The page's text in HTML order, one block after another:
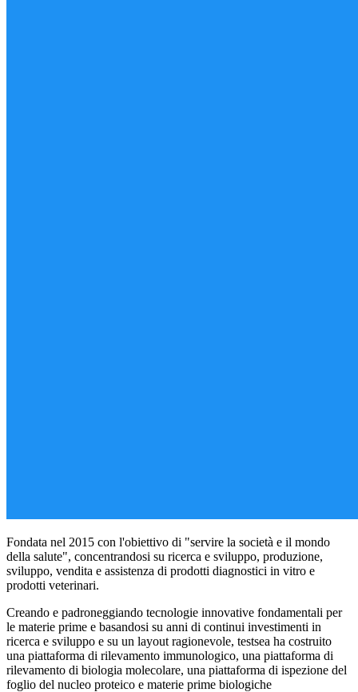
Fondata nel 2015 con l'obiettivo di "servire la società e il mondo
della salute", concentrandosi su ricerca e sviluppo, produzione,
sviluppo, vendita e assistenza di prodotti diagnostici in vitro e
prodotti veterinari.
Creando e padroneggiando tecnologie innovative fondamentali per
le materie prime e basandosi su anni di continui investimenti in
ricerca e sviluppo e su un layout ragionevole, testsea ha costruito
una piattaforma di rilevamento immunologico, una piattaforma di
rilevamento di biologia molecolare, una piattaforma di ispezione del
foglio del nucleo proteico e materie prime biologiche